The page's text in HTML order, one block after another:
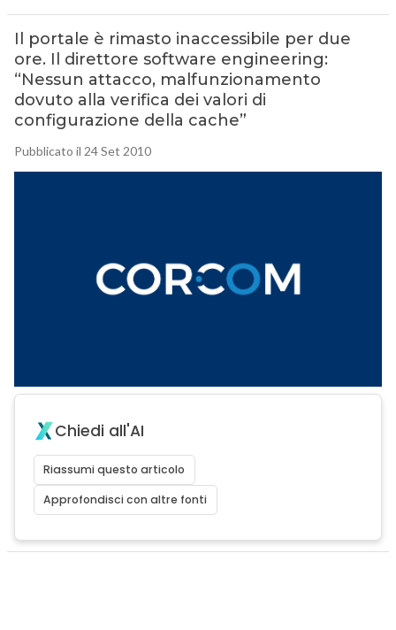
Il portale è rimasto inaccessibile per due
ore. Il direttore software engineering:
“Nessun attacco, malfunzionamento
dovuto alla verifica dei valori di
configurazione della cache”
Pubblicato il 24 Set 2010
Chiedi all'AI
Riassumi questo articolo
Approfondisci con altre fonti